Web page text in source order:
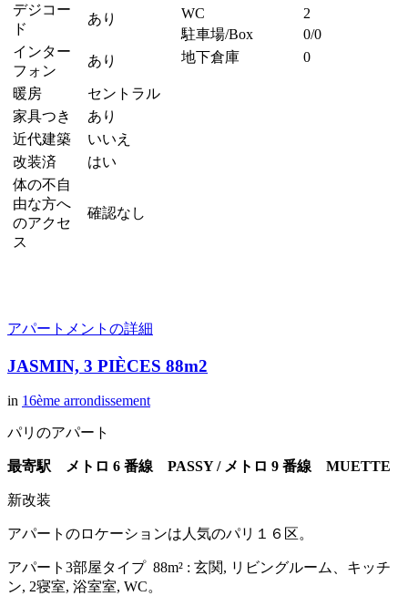
デジコー
ド
あり
インター
フォン
あり
暖房
セントラル
家具つき
あり
近代建築
いいえ
改装済
はい
体の不自
由な方へ
のアクセ
ス
確認なし
WC
2
駐車場/Box
0/0
地下倉庫
0
アパートメントの詳細
JASMIN, 3 PIÈCES 88m2
in 16ème arrondissement
パリのアパート
最寄駅 メトロ 6 番線 PASSY / メトロ 9 番線 MUETTE
新改装
アパートのロケーションは人気のパリ１６区。
アパート3部屋タイプ 88m² : 玄関, リビングルーム、キッチ
ン, 2寝室, 浴室室, WC。